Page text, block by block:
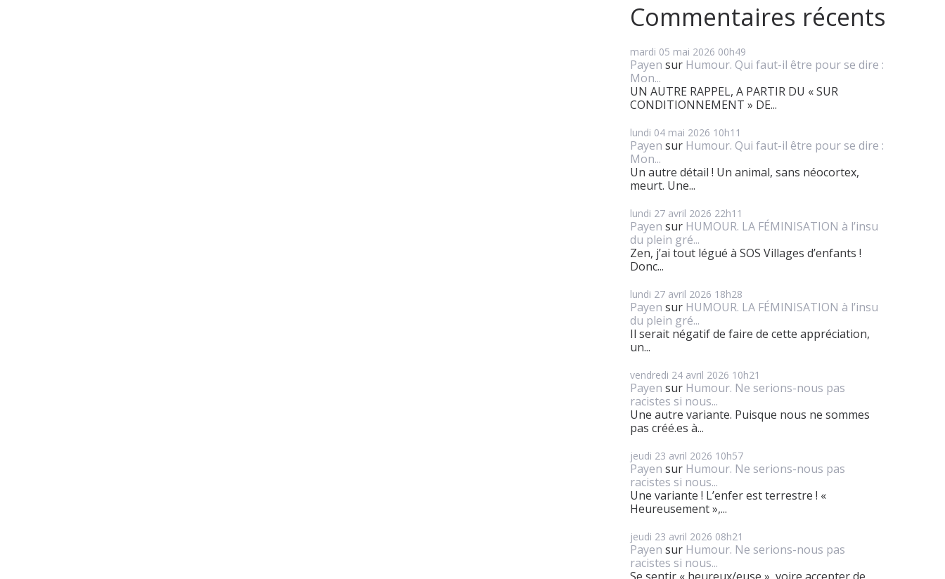
Commentaires récents
mardi 05 mai 2026 00h49
Payen sur Humour. Qui faut-il être pour se dire :
Mon...
UN AUTRE RAPPEL, A PARTIR DU « SUR
CONDITIONNEMENT » DE...
lundi 04 mai 2026 10h11
Payen sur Humour. Qui faut-il être pour se dire :
Mon...
Un autre détail ! Un animal, sans néocortex,
meurt. Une...
lundi 27 avril 2026 22h11
Payen sur HUMOUR. LA FÉMINISATION à l’insu
du plein gré...
Zen, j’ai tout légué à SOS Villages d’enfants !
Donc...
lundi 27 avril 2026 18h28
Payen sur HUMOUR. LA FÉMINISATION à l’insu
du plein gré...
Il serait négatif de faire de cette appréciation,
un...
vendredi 24 avril 2026 10h21
Payen sur Humour. Ne serions-nous pas
racistes si nous...
Une autre variante. Puisque nous ne sommes
pas créé.es à...
jeudi 23 avril 2026 10h57
Payen sur Humour. Ne serions-nous pas
racistes si nous...
Une variante ! L’enfer est terrestre ! «
Heureusement »,...
jeudi 23 avril 2026 08h21
Payen sur Humour. Ne serions-nous pas
racistes si nous...